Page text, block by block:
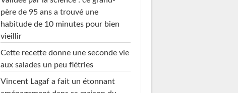
père de 95 ans a trouvé une
habitude de 10 minutes pour bien
vieillir
Cette recette donne une seconde vie
aux salades un peu flétries
Vincent Lagaf a fait un étonnant